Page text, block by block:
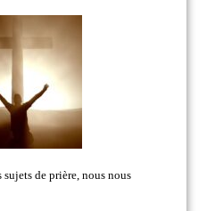
de prière, nous nous